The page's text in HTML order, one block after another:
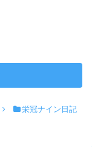
栄冠ナイン日記